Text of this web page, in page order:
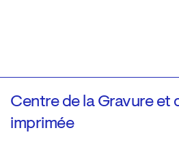
Centre de la Gravure et
imprimée